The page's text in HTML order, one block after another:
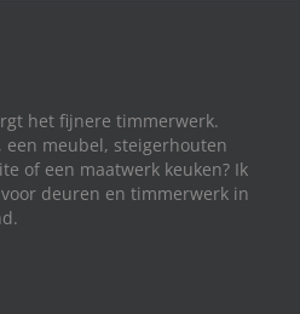
het fijnere timmerwerk.
een meubel, steigerhouten
of een maatwerk keuken? Ik
deuren en timmerwerk in